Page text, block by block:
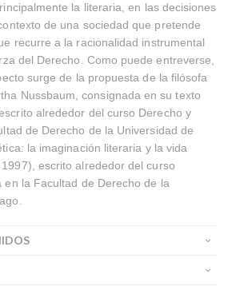
la literaria, en las decisiones
de una sociedad que pretende
recurre a la racionalidad instrumental
del Derecho. Como puede entreverse,
surge de la propuesta de la filósofa
Nussbaum, consignada en su texto
alrededor del curso Derecho y
de Derecho de la Universidad de
la imaginación literaria y la vida
escrito alrededor del curso
en la Facultad de Derecho de la